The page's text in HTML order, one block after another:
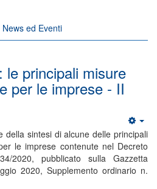
News ed Eventi
le principali misure
per le imprese - II
della sintesi di alcune delle principali
le imprese contenute nel Decreto
2020, pubblicato sulla Gazzetta
2020, Supplemento ordinario n.